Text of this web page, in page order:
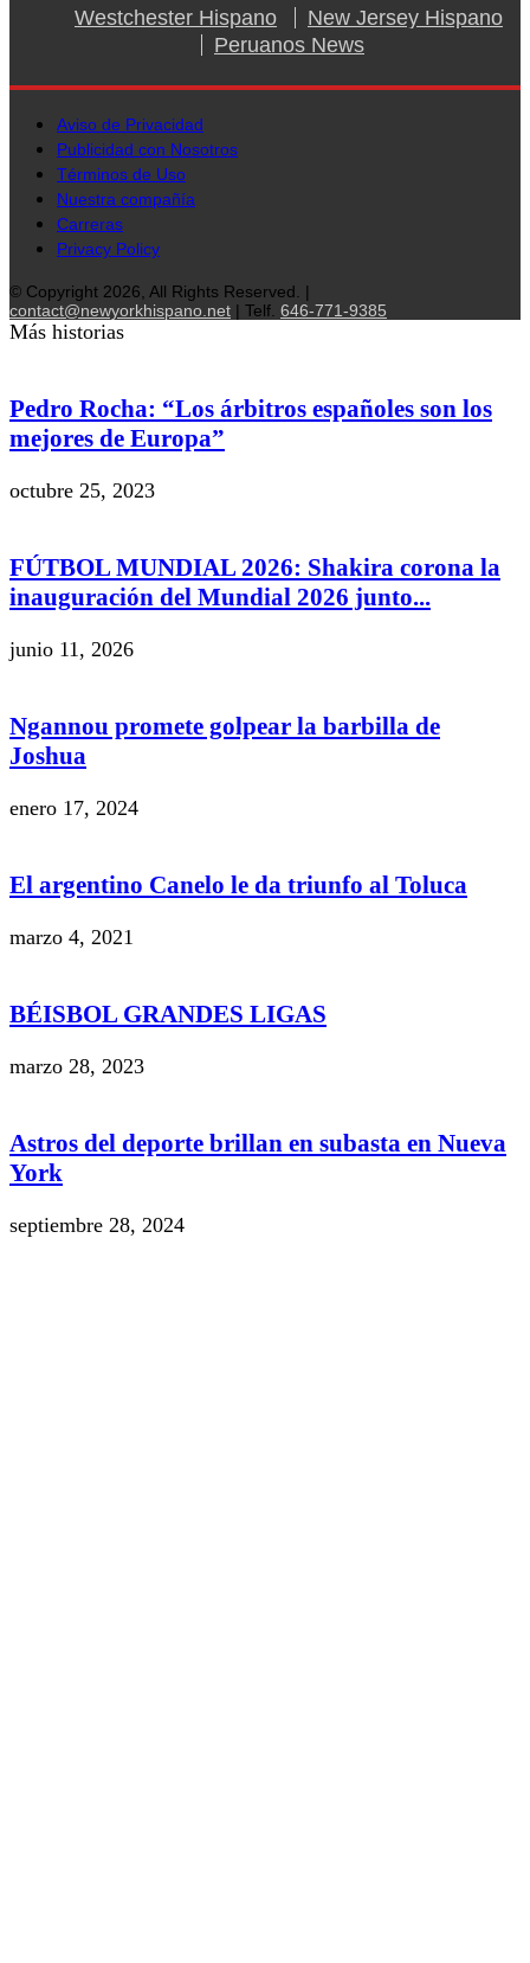
Westchester Hispano
New Jersey Hispano
Peruanos News
Aviso de Privacidad
Publicidad con Nosotros
Términos de Uso
Nuestra compañía
Carreras
Privacy Policy
© Copyright 2026, All Rights Reserved. |
contact@newyorkhispano.net | Telf. 646-771-9385
Más historias
Pedro Rocha: “Los árbitros españoles son los
mejores de Europa”
octubre 25, 2023
FÚTBOL MUNDIAL 2026: Shakira corona la
inauguración del Mundial 2026 junto...
junio 11, 2026
Ngannou promete golpear la barbilla de
Joshua
enero 17, 2024
El argentino Canelo le da triunfo al Toluca
marzo 4, 2021
BÉISBOL GRANDES LIGAS
marzo 28, 2023
Astros del deporte brillan en subasta en Nueva
York
septiembre 28, 2024